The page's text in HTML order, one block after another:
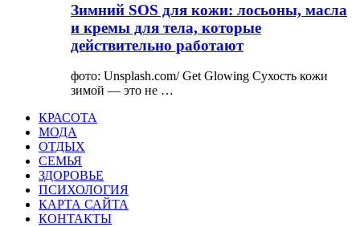
Зимний SOS для кожи: лосьоны, масла
и кремы для тела, которые
действительно работают
фото: Unsplash.com/ Get Glowing Сухость кожи
зимой — это не …
КРАСОТА
МОДА
ОТДЫХ
СЕМЬЯ
ЗДОРОВЬЕ
ПСИХОЛОГИЯ
КАРТА САЙТА
КОНТАКТЫ